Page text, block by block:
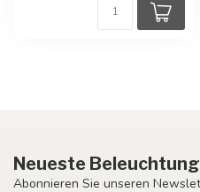
Neueste
Abonnieren Sie unseren